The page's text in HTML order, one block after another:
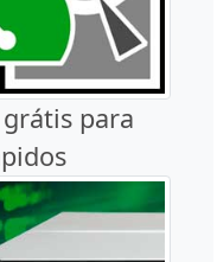
para